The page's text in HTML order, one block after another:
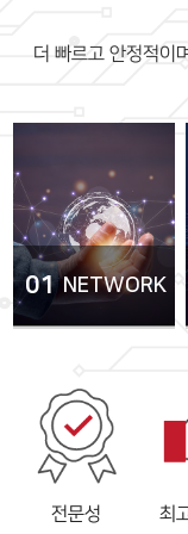
더 빠르고 안정적이
01 NETWORK
전문성 최